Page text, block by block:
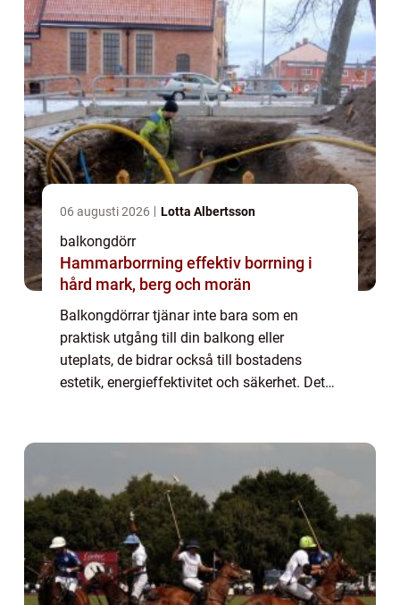
06 augusti 2026 Lotta Albertsson
balkongdörr
Hammarborrning effektiv borrning i
hård mark, berg och morän
Balkongdörrar tjänar inte bara som en
praktisk utgång till din balkong eller
uteplats, de bidrar också till bostadens
estetik, energieffektivitet och säkerhet. Det